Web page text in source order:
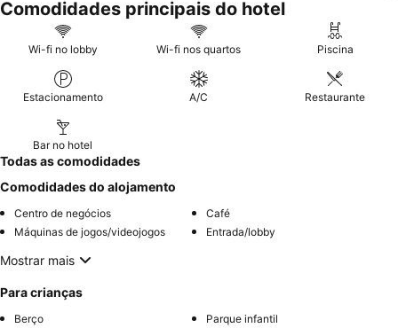
Comodidades principais do hotel
Wi-fi no lobby Wi-fi nos quartos Piscina
Estacionamento A/C Restaurante
Bar no hotel
Todas as comodidades
Comodidades do alojamento
Centro de negócios
Café
Máquinas de jogos/videojogos
Entrada/lobby
Mostrar mais
Para crianças
Berço Parque infantil